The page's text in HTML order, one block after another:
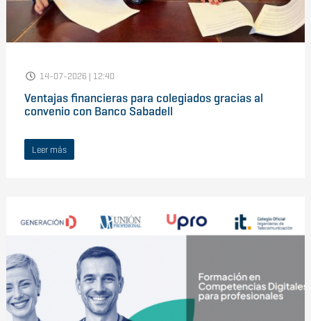
14-07-2026 | 12:40
Ventajas financieras para colegiados gracias al
convenio con Banco Sabadell
Leer más